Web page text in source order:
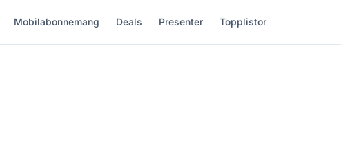
Mobilabonnemang Deals Presenter Topplistor